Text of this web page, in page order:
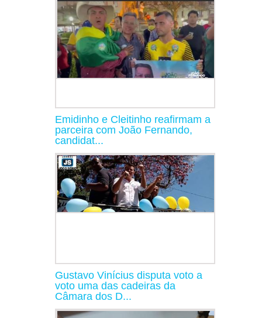
Emidinho e Cleitinho reafirmam a
parceira com João Fernando,
candidat...
Gustavo Vinícius disputa voto a
voto uma das cadeiras da
Câmara dos D...